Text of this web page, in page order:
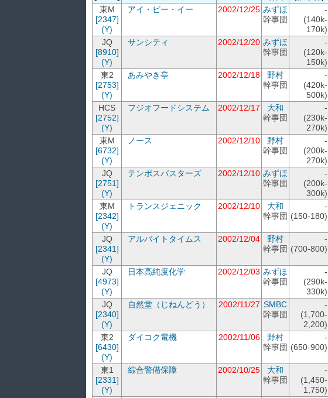
東M
[2347]
(Y)
アイ・ビー・イー 2002/12/25 みずほ
幹事団
-
(140k-
170k)
JQ
[8910]
(Y)
サンシティ 2002/12/20 みずほ
幹事団
-
(120k-
150k)
東2
[2753]
(Y)
あみやき亭 2002/12/18
野村
幹事団
-
(420k-
500k)
HCS
[2752]
(Y)
フジオフードシステム 2002/12/17
大和
幹事団
-
(230k-
270k)
東M
[6732]
(Y)
ノース 2002/12/10
野村
幹事団
-
(200k-
270k)
JQ
[2751]
(Y)
テンポスバスターズ 2002/12/10 みずほ
幹事団
-
(200k-
300k)
東M
[2342]
(Y)
トランスジェニック 2002/12/10
大和
幹事団
-
(150-180)
JQ
[2341]
(Y)
アルバイトタイムス 2002/12/04
野村
幹事団
-
(700-800)
JQ
[4973]
(Y)
日本高純度化学 2002/12/03 みずほ
幹事団
-
(290k-
330k)
JQ
[2340]
(Y)
自然堂（じねんどう） 2002/11/27 SMBC
幹事団
-
(1,700-
2,200)
東2
[6430]
(Y)
ダイコク電機 2002/11/06
野村
幹事団
-
(650-900)
東1
[2331]
(Y)
綜合警備保障 2002/10/25
大和
幹事団
-
(1,450-
1,750)